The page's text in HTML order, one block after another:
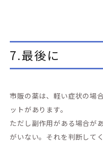
7.最後に
市販の薬は、軽い症状の場
ットがあります。
ただし副作用がある場合が
がいない。それを判断して